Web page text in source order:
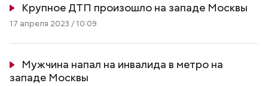
Крупное ДТП произошло на западе Москвы
17 апреля 2023 / 10:09
Мужчина напал на инвалида в метро на
западе Москвы